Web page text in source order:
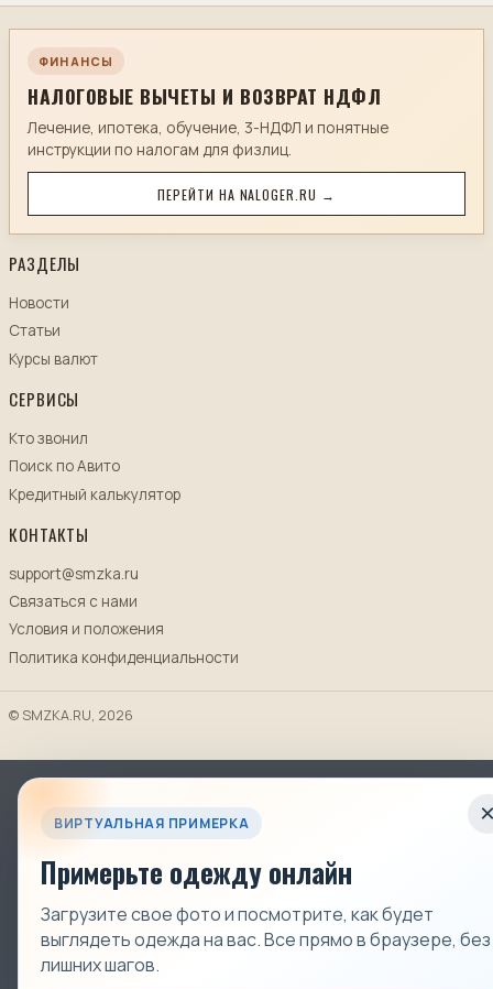
ФИНАНСЫ
НАЛОГОВЫЕ ВЫЧЕТЫ И ВОЗВРАТ НДФЛ
Лечение, ипотека, обучение, 3-НДФЛ и понятные
инструкции по налогам для физлиц.
ПЕРЕЙТИ НА NALOGER.RU →
РАЗДЕЛЫ
Новости
Статьи
Курсы валют
СЕРВИСЫ
Кто звонил
Поиск по Авито
Кредитный калькулятор
КОНТАКТЫ
support@smzka.ru
Связаться с нами
Условия и положения
Политика конфиденциальности
© SMZKA.RU, 2026
ВИРТУАЛЬНАЯ ПРИМЕРКА
Примерьте одежду онлайн
Загрузите свое фото и посмотрите, как будет
выглядеть одежда на вас. Все прямо в браузере, без
лишних шагов.